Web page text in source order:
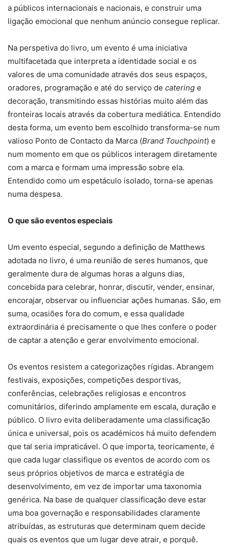
a públicos internacionais e nacionais, e construir uma
ligação emocional que nenhum anúncio consegue replicar.
Na perspetiva do livro, um evento é uma iniciativa
multifacetada que interpreta a identidade social e os
valores de uma comunidade através dos seus espaços,
oradores, programação e até do serviço de catering e
decoração, transmitindo essas histórias muito além das
fronteiras locais através da cobertura mediática. Entendido
desta forma, um evento bem escolhido transforma-se num
valioso Ponto de Contacto da Marca (Brand Touchpoint) e
num momento em que os públicos interagem diretamente
com a marca e formam uma impressão sobre ela.
Entendido como um espetáculo isolado, torna-se apenas
numa despesa.
O que são eventos especiais
Um evento especial, segundo a definição de Matthews
adotada no livro, é uma reunião de seres humanos, que
geralmente dura de algumas horas a alguns dias,
concebida para celebrar, honrar, discutir, vender, ensinar,
encorajar, observar ou influenciar ações humanas. São, em
suma, ocasiões fora do comum, e essa qualidade
extraordinária é precisamente o que lhes confere o poder
de captar a atenção e gerar envolvimento emocional.
Os eventos resistem a categorizações rígidas. Abrangem
festivais, exposições, competições desportivas,
conferências, celebrações religiosas e encontros
comunitários, diferindo amplamente em escala, duração e
público. O livro evita deliberadamente uma classificação
única e universal, pois os académicos há muito defendem
que tal seria impraticável. O que importa, teoricamente, é
que cada lugar classifique os eventos de acordo com os
seus próprios objetivos de marca e estratégia de
desenvolvimento, em vez de importar uma taxonomia
genérica. Na base de qualquer classificação deve estar
uma boa governação e responsabilidades claramente
atribuídas, as estruturas que determinam quem decide
quais os eventos que um lugar deve atrair, e porquê.